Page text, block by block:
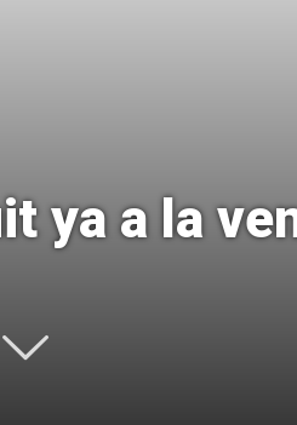
ya a la